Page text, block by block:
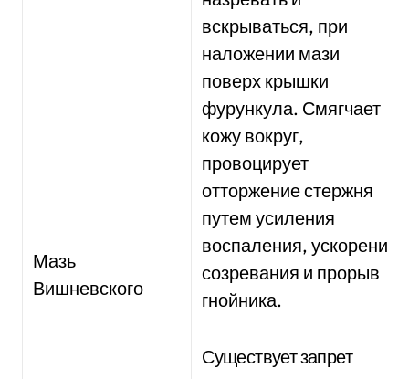
Мазь
Вишневского
вскрываться, при
наложении мази
поверх крышки
фурункула. Смягчает
кожу вокруг,
провоцирует
отторжение стержня
путем усиления
воспаления, ускорение
созревания и прорыв
гнойника.
Существует запрет